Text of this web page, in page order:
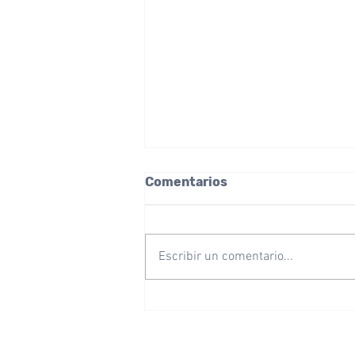
Comentarios
Escribir un comentario...